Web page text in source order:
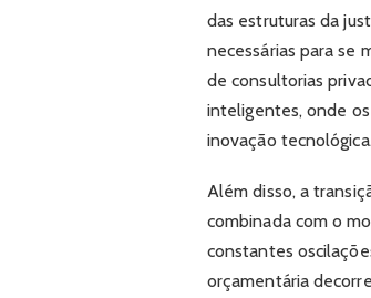
das estruturas da
necessárias para se
de consultorias
inteligentes, onde
inovação
Além disso, a
combinada com o
constantes
orçamentária